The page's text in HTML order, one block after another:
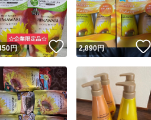
安心発送
！円 いいね！
2,890円